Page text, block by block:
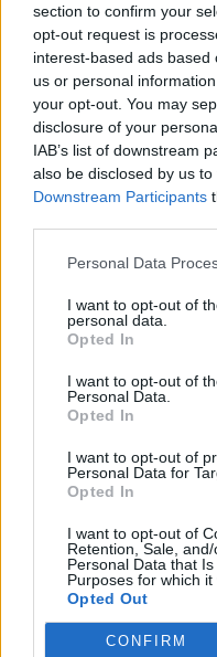
section to confirm your
opt-out request is
interest-based ads
us or personal
your opt-out. You may
disclosure of your
IAB’s list of downstream
also be disclosed by us
Downstream Participants
Personal Data
I want to opt-out of
personal data.
Opted In
I want to opt-out of
Personal Data.
Opted In
I want to opt-out of
Personal Data for
Opted In
I want to opt-out of
Retention, Sale,
Personal Data that
Purposes for which it
Opted Out
CONFIRM
*
a tras
lux la
credit
euro